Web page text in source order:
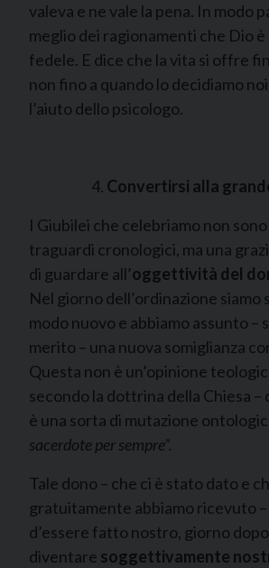
valeva e ne vale la pena. In modo
meglio dei ragionamenti che Dio
fedele. E dice che la vita si offre
non fino a quando lo decidiamo
l’aiuto dello psicologo.
Convertirsi alla
I Giubilei che celebriamo non
traguardi cronologici, ma una
di guardare all’oggettività del
Nel giorno dell’ordinazione siamo
modo nuovo e abbiamo assunto –
merito – una nuova somiglianza
Questa non è un’opinione
secondo la dottrina della Chiesa –
è una sorta di mutazione
sacerdote per sempre”.
Tale dono – che ci è stato dato e
gratuitamente abbiamo ricevuto
d’essere fatto nostro, giorno
diventare soggettivamente